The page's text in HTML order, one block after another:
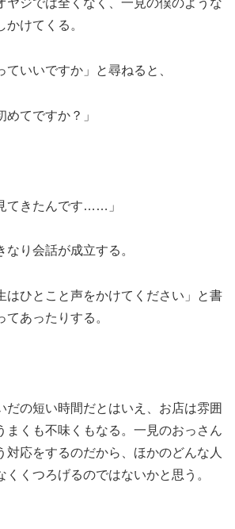
ヤジでは全くなく、一見の僕のような
けてくる。
ていいですか」と尋ねると、
めてですか？」
てきたんです……」
り会話が成立する。
はひとこと声をかけてください」と書
あったりする。
だの短い時間だとはいえ、お店は雰囲
まくも不味くもなる。一見のおっさん
対応をするのだから、ほかのどんな人
くくつろげるのではないかと思う。